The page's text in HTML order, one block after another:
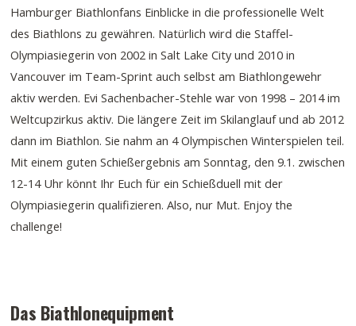
Hamburger Biathlonfans Einblicke in die professionelle Welt
des Biathlons zu gewähren. Natürlich wird die Staffel-
Olympiasiegerin von 2002 in Salt Lake City und 2010 in
Vancouver im Team-Sprint auch selbst am Biathlongewehr
aktiv werden. Evi Sachenbacher-Stehle war von 1998 – 2014 im
Weltcupzirkus aktiv. Die längere Zeit im Skilanglauf und ab 2012
dann im Biathlon. Sie nahm an 4 Olympischen Winterspielen teil.
Mit einem guten Schießergebnis am Sonntag, den 9.1. zwischen
12-14 Uhr könnt Ihr Euch für ein Schießduell mit der
Olympiasiegerin qualifizieren. Also, nur Mut. Enjoy the
challenge!
Das Biathlonequipment